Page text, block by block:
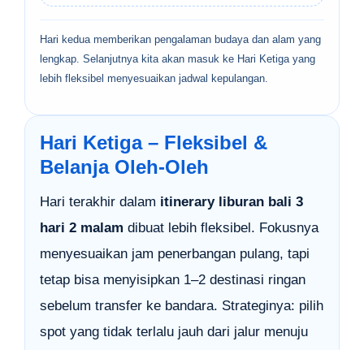
Hari kedua memberikan pengalaman budaya dan alam yang
lengkap. Selanjutnya kita akan masuk ke Hari Ketiga yang
lebih fleksibel menyesuaikan jadwal kepulangan.
Hari Ketiga – Fleksibel &
Belanja Oleh-Oleh
Hari terakhir dalam itinerary liburan bali 3
hari 2 malam dibuat lebih fleksibel. Fokusnya
menyesuaikan jam penerbangan pulang, tapi
tetap bisa menyisipkan 1–2 destinasi ringan
sebelum transfer ke bandara. Strateginya: pilih
spot yang tidak terlalu jauh dari jalur menuju